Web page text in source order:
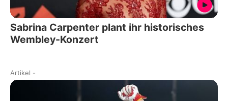
Sabrina Carpenter plant ihr historisches
Wembley-Konzert
Artikel -